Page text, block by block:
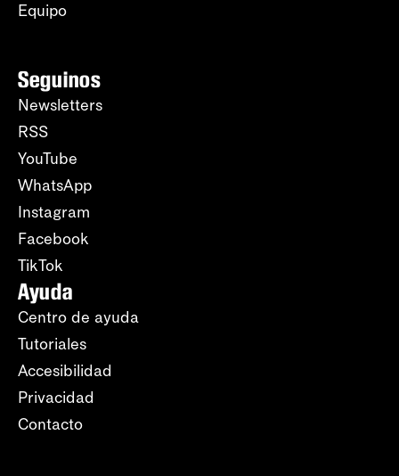
Equipo
Seguinos
Newsletters
RSS
YouTube
WhatsApp
Instagram
Facebook
TikTok
Ayuda
Centro de ayuda
Tutoriales
Accesibilidad
Privacidad
Contacto